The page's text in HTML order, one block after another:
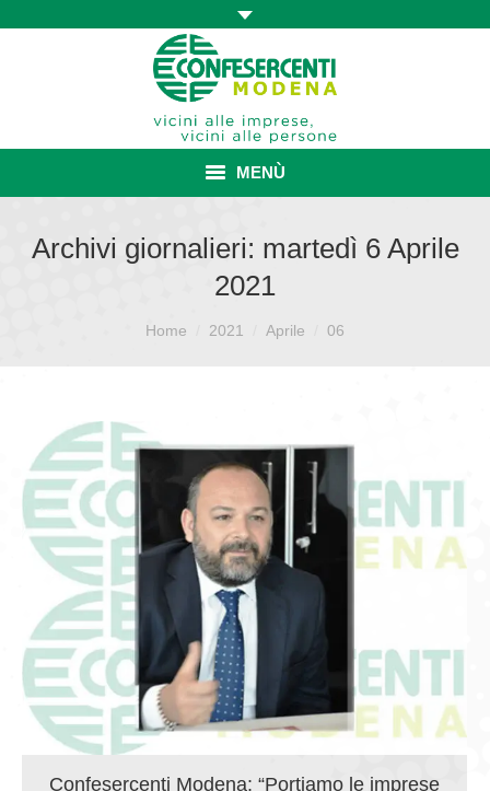
MENÙ
ASSOCIAZIONE
ISCRIZIONE E VANTAGGI
CATEGORIE SINDACALI
SERVIZI
GIOVEDÌ GASTRONOMICI
COMUNICATI E NEWS
CONTATTI
Archivi giornalieri: martedì 6 Aprile
2021
Home 2021 Aprile 06
Confesercenti Modena: “Portiamo le imprese